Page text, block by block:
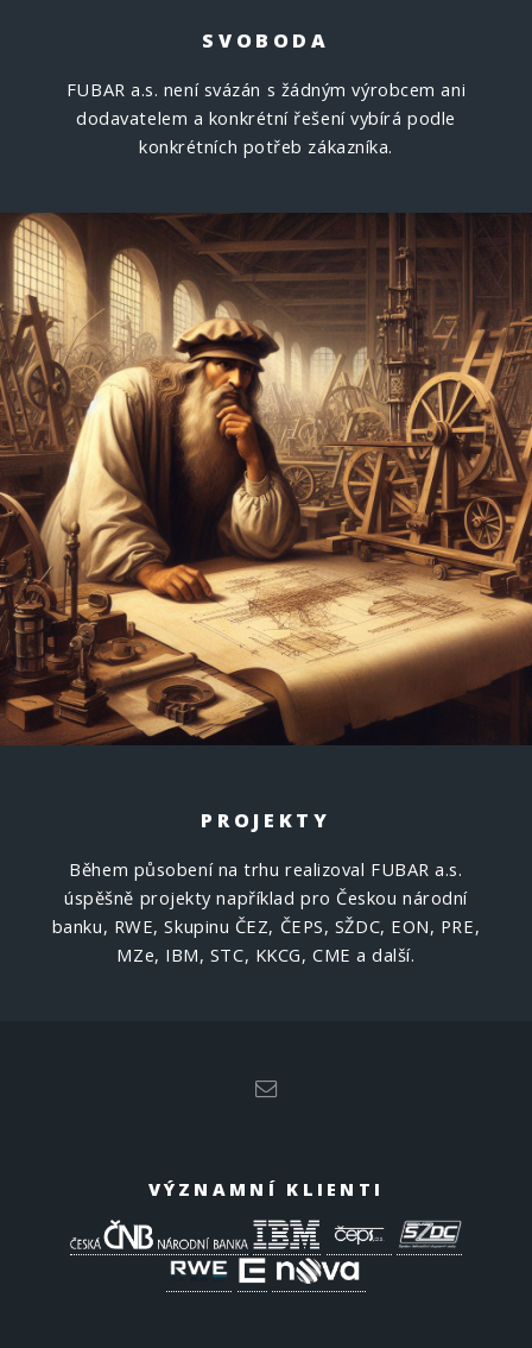
SVOBODA
FUBAR a.s. není svázán s žádným výrobcem ani
dodavatelem a konkrétní řešení vybírá podle
konkrétních potřeb zákazníka.
PROJEKTY
Během působení na trhu realizoval FUBAR a.s.
úspěšně projekty například pro Českou národní
banku, RWE, Skupinu ČEZ, ČEPS, SŽDC, EON, PRE,
MZe, IBM, STC, KKCG, CME a další.
VÝZNAMNÍ KLIENTI